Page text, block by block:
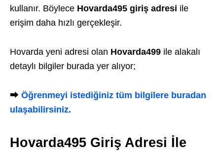
kullanır. Böylece Hovarda495 giriş adresi ile
erişim daha hızlı gerçekleşir.
Hovarda yeni adresi olan Hovarda499 ile alakalı
detaylı bilgiler burada yer alıyor;
⮕ Öğrenmeyi istediğiniz tüm bilgilere buradan
ulaşabilirsiniz.
Hovarda495 Giriş Adresi İle